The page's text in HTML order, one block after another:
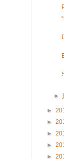
►
►
►
►
►
►